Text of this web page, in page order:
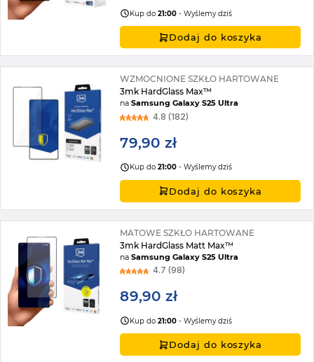
Kup do21:00 - Wyślemy dziś
Dodaj do koszyka
WZMOCNIONE SZKŁO HARTOWANE
3mk HardGlass Max™
naSamsung Galaxy S25 Ultra
4.8 (182)
79,90 zł
Kup do21:00 - Wyślemy dziś
Dodaj do koszyka
MATOWE SZKŁO HARTOWANE
3mk HardGlass Matt Max™
naSamsung Galaxy S25 Ultra
4.7 (98)
89,90 zł
Kup do21:00 - Wyślemy dziś
Dodaj do koszyka